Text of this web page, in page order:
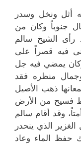
أثل ونخل وسدر
جنوباً وكان من
رأى الشيخ سالم
فيه قصراً على
يمضي فيه جل
وجمال منظره فقد
ذهب الأصيل
فسيح من الأرض
وقد أقام سالم
الذي ينحدر
حفظ الماء وعاد